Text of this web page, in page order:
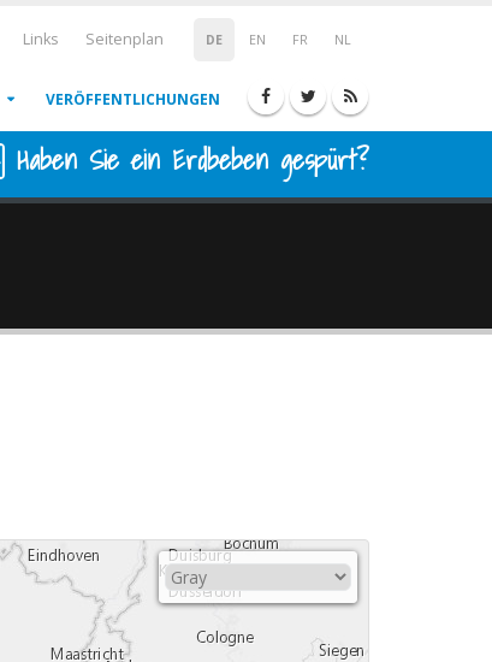
DE EN FR NL
Links Seitenplan
VERÖFFENTLICHUNGEN
Haben Sie ein Erdbeben gespürt?